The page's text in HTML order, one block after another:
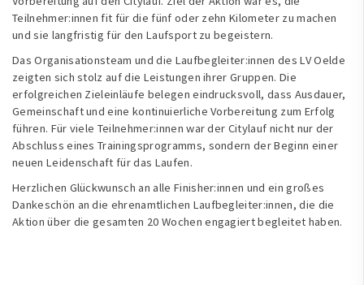
Teilnehmer:innen fit für die fünf oder zehn Kilometer zu machen
und sie langfristig für den Laufsport zu begeistern.
Das Organisationsteam und die Laufbegleiter:innen des LV Oelde
zeigten sich stolz auf die Leistungen ihrer Gruppen. Die
erfolgreichen Zieleinläufe belegen eindrucksvoll, dass Ausdauer,
Gemeinschaft und eine kontinuierliche Vorbereitung zum Erfolg
führen. Für viele Teilnehmer:innen war der Citylauf nicht nur der
Abschluss eines Trainingsprogramms, sondern der Beginn einer
neuen Leidenschaft für das Laufen.
Herzlichen Glückwunsch an alle Finisher:innen und ein großes
Dankeschön an die ehrenamtlichen Laufbegleiter:innen, die die
Aktion über die gesamten 20 Wochen engagiert begleitet haben.